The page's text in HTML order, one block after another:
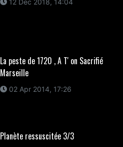
La peste de 1720 , A T' on Sacrifié
Marseille
02 Apr 2014, 17:26
Planète ressuscitée 3/3